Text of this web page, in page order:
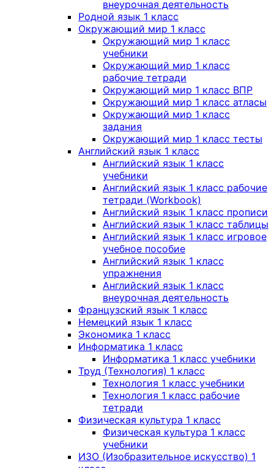
внеурочная деятельность
Родной язык 1 класс
Окружающий мир 1 класс
Окружающий мир 1 класс
учебники
Окружающий мир 1 класс
рабочие тетради
Окружающий мир 1 класс ВПР
Окружающий мир 1 класс атласы
Окружающий мир 1 класс
задания
Окружающий мир 1 класс тесты
Английский язык 1 класс
Английский язык 1 класс
учебники
Английский язык 1 класс рабочие
тетради (Workbook)
Английский язык 1 класс прописи
Английский язык 1 класс таблицы
Английский язык 1 класс игровое
учебное пособие
Английский язык 1 класс
упражнения
Английский язык 1 класс
внеурочная деятельность
Французский язык 1 класс
Немецкий язык 1 класс
Экономика 1 класс
Информатика 1 класс
Информатика 1 класс учебники
Труд (Технология) 1 класс
Технология 1 класс учебники
Технология 1 класс рабочие
тетради
Физическая культура 1 класс
Физическая культура 1 класс
учебники
ИЗО (Изобразительное искусство) 1